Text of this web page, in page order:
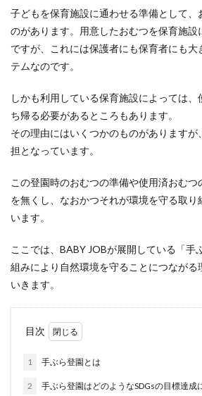
子どもを保育施設に通わせる準備として、
のがあります。用意したおむつを保育施設
ですが、これには保護者にも保育者にも大
テムなのです。
しかも利用している保育施設によっては
ち帰る必要があるところもあります。
その理由にはいくつかのものがありますが
担となっています。
この登園時のおむつの準備や使用済おむつ
を無くし、なおかつそれが環境を守る取り
います。
ここでは、BABY JOBが展開している「手
組みにより自然環境を守ることにつながる
いきます。
目次
1 手ぶら登園とは
2 手ぶら登園はどのようなSDGsの目標達成